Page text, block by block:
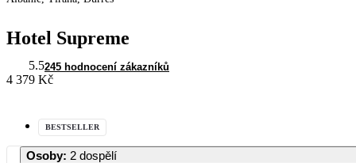
Hotel Supreme
5.5245 hodnocení zákazníků
4 379 Kč
BESTSELLER
Osoby: 2 dospělí